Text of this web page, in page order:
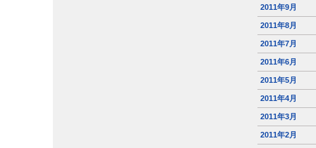
2011年9月
2011年8月
2011年7月
2011年6月
2011年5月
2011年4月
2011年3月
2011年2月